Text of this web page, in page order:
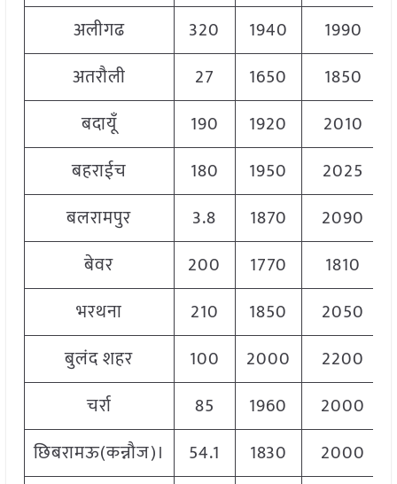
अलीगढ 320 1940
1990
अतरौली
27 1650
1850
बदायूँ
190 1920
2010
बहराईच
180 1950
2025
बलरामपुर
3.8 1870
2090
बेवर
200 1770
1810
भरथना
210 1850
2050
बुलंद शहर
100 2000 2200
चर्रा
85 1960
2000
छिबरामऊ(कन्नौज)।
54.1 1830
2000